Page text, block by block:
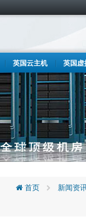
英国云主机 英国
首页 新闻资